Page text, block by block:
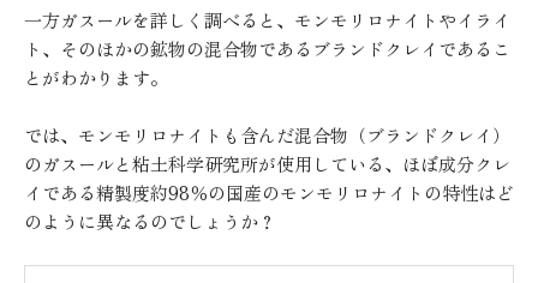
一方ガスールを詳しく調べると、モンモリロナイトやイライ
ト、そのほかの鉱物の混合物であるブランドクレイであるこ
とがわかります。
では、モンモリロナイトも含んだ混合物（ブランドクレイ）
のガスールと粘土科学研究所が使用している、ほぼ成分クレ
イである精製度約98％の国産のモンモリロナイトの特性はど
のように異なるのでしょうか？